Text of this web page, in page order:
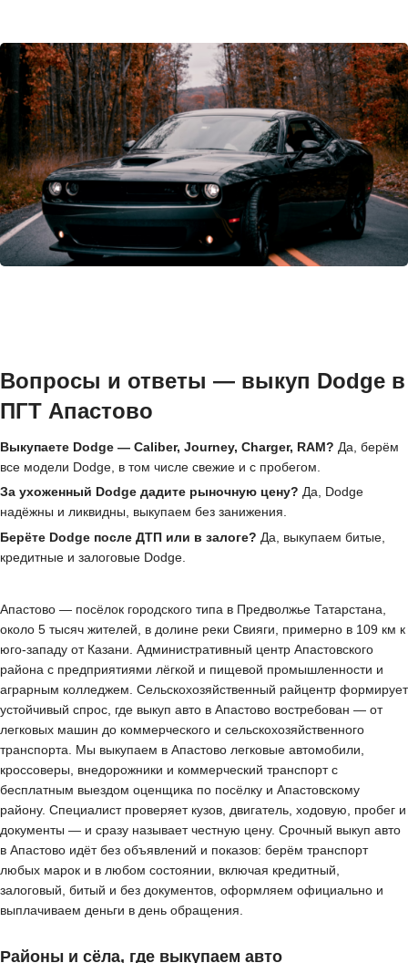
Вопросы и ответы — выкуп Dodge в
ПГТ Апастово
Выкупаете Dodge — Caliber, Journey, Charger, RAM? Да, берём
все модели Dodge, в том числе свежие и с пробегом.
За ухоженный Dodge дадите рыночную цену? Да, Dodge
надёжны и ликвидны, выкупаем без занижения.
Берёте Dodge после ДТП или в залоге? Да, выкупаем битые,
кредитные и залоговые Dodge.
Апастово — посёлок городского типа в Предволжье Татарстана,
около 5 тысяч жителей, в долине реки Свияги, примерно в 109 км к
юго-западу от Казани. Административный центр Апастовского
района с предприятиями лёгкой и пищевой промышленности и
аграрным колледжем. Сельскохозяйственный райцентр формирует
устойчивый спрос, где выкуп авто в Апастово востребован — от
легковых машин до коммерческого и сельскохозяйственного
транспорта. Мы выкупаем в Апастово легковые автомобили,
кроссоверы, внедорожники и коммерческий транспорт с
бесплатным выездом оценщика по посёлку и Апастовскому
району. Специалист проверяет кузов, двигатель, ходовую, пробег и
документы — и сразу называет честную цену. Срочный выкуп авто
в Апастово идёт без объявлений и показов: берём транспорт
любых марок и в любом состоянии, включая кредитный,
залоговый, битый и без документов, оформляем официально и
выплачиваем деньги в день обращения.
Районы и сёла, где выкупаем авто